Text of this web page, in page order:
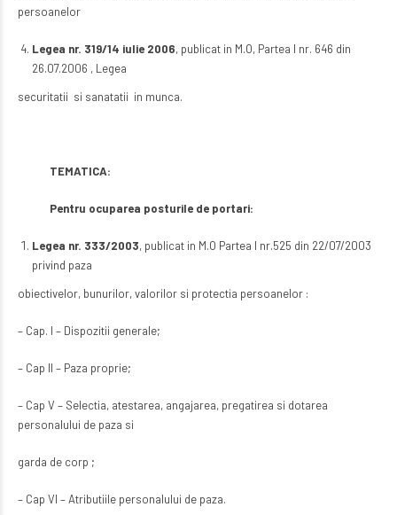
persoanelor
Legea nr. 319/14 iulie 2006, publicat in M.O, Partea I nr. 646 din
26.07.2006 , Legea
securitatii si sanatatii in munca.
TEMATICA:
Pentru ocuparea posturile de portari:
Legea nr. 333/2003, publicat in M.O Partea I nr.525 din 22/07/2003
privind paza
obiectivelor, bunurilor, valorilor si protectia persoanelor :
– Cap. I – Dispozitii generale;
– Cap II – Paza proprie;
– Cap V – Selectia, atestarea, angajarea, pregatirea si dotarea
personalului de paza si
garda de corp ;
– Cap VI – Atributiile personalului de paza.